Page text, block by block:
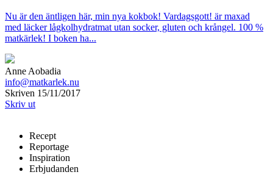
Nu är den äntligen här, min nya kokbok! Vardagsgott! är maxad
med läcker lågkolhydratmat utan socker, gluten och krångel. 100 %
matkärlek! I boken ha...
Anne Aobadia
info@matkarlek.nu
Skriven 15/11/2017
Skriv ut
Recept
Reportage
Inspiration
Erbjudanden